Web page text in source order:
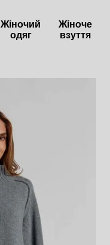
Жіночий
одяг
Жіноче
взуття